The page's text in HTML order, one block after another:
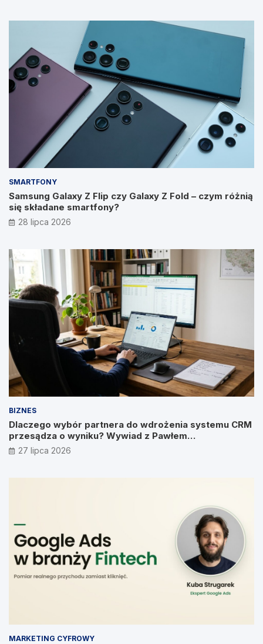
SMARTFONY
Samsung Galaxy Z Flip czy Galaxy Z Fold – czym różnią
się składane smartfony?
28 lipca 2026
BIZNES
Dlaczego wybór partnera do wdrożenia systemu CRM
przesądza o wyniku? Wywiad z Pawłem
Prymakowskim, CEO IT Vision
27 lipca 2026
MARKETING CYFROWY